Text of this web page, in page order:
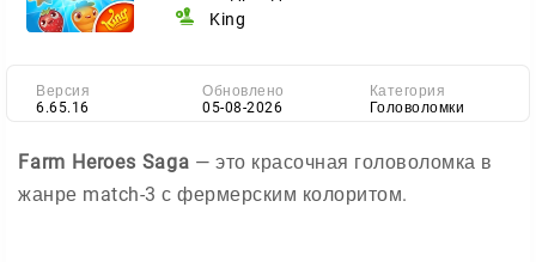
King
Версия
6.65.16
Обновлено
05-08-2026
Категория
Головоломки
Farm Heroes Saga — это красочная головоломка в
жанре match-3 с фермерским колоритом.